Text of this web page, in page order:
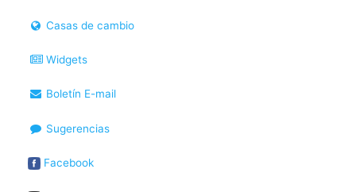
Casas de cambio
Widgets
Boletín E-mail
Sugerencias
Facebook